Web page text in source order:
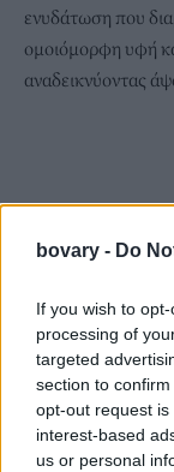
bovary - Do
If you wish to
processing of
targeted
section to
opt-out request
interest-based
us or personal
ενυδάτωση που
ομοιόμορφη υφή
αναδεικνύοντας
Fresh Soy Face
καθαρισμού
πλύσιμο του
που αφαιρεί τους